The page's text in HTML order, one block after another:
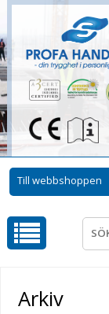
Till webbshoppen
Arkiv